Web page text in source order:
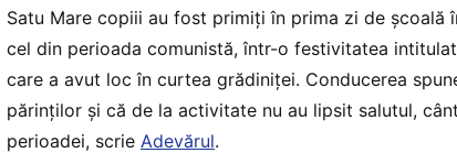
Satu Mare copiii au fost primiți în prima zi de școală
cel din perioada comunistă, într-o festivitatea
care a avut loc în curtea grădiniței. Conducerea
părinților și că de la activitate nu au lipsit salutul,
perioadei, scrie Adevărul.